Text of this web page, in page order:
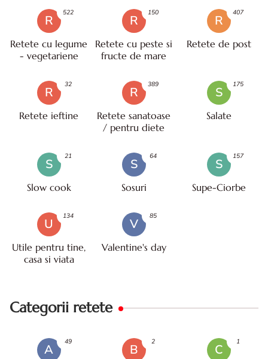
R
Retete cu legume
- vegetariene
522
R
Retete cu peste si
fructe de mare
150
R
Retete de post
407
R
Retete ieftine
32
R
Retete sanatoase
/ pentru diete
389
S
Salate
175
S
Slow cook
21
S
Sosuri
64
S
Supe-Ciorbe
157
U
Utile pentru tine,
casa si viata
134
V
Valentine's day
85
Categorii retete
A
49
B
2
C
1